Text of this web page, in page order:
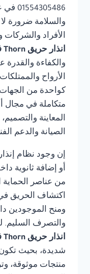
والسلامة ضرورة
الأفراد
انذار حريق Thorn في الاسكندرية
والكفاءة والقدرة
الأرواح
كواحدة من
متكاملة في مجال
المعاينة
الصيانة والدعم
إن وجود نظام
أو إضافة ثانوية
من عناصر الحماية
اكتشاف الحريق في
ومنح الموجودين
والتصرف السليم.
انذار حريق Thorn في الاسكندرية
شديدة، بحيث
منتجات موثوقة،